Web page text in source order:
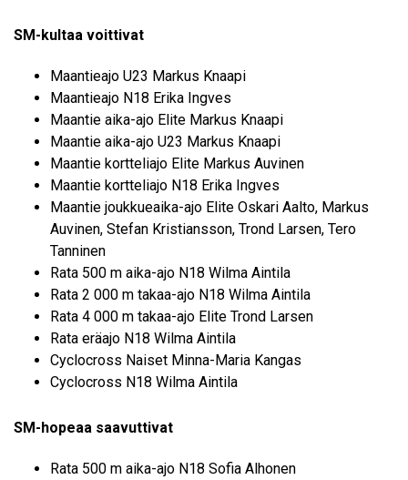
SM-kultaa voittivat
Maantieajo U23 Markus Knaapi
Maantieajo N18 Erika Ingves
Maantie aika-ajo Elite Markus Knaapi
Maantie aika-ajo U23 Markus Knaapi
Maantie kortteliajo Elite Markus Auvinen
Maantie kortteliajo N18 Erika Ingves
Maantie joukkueaika-ajo Elite Oskari Aalto, Markus
Auvinen, Stefan Kristiansson, Trond Larsen, Tero
Tanninen
Rata 500 m aika-ajo N18 Wilma Aintila
Rata 2 000 m takaa-ajo N18 Wilma Aintila
Rata 4 000 m takaa-ajo Elite Trond Larsen
Rata eräajo N18 Wilma Aintila
Cyclocross Naiset Minna-Maria Kangas
Cyclocross N18 Wilma Aintila
SM-hopeaa saavuttivat
Rata 500 m aika-ajo N18 Sofia Alhonen